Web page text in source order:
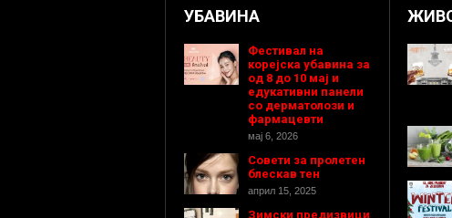
УБАВИНА
Фестивал на
корејска убавина за
од 8 до 10 мај и
едукативни панели
со дерматолози и
фармацевти
мај 6, 2026
Совети за пролетен
блескав тен
април 15, 2025
Зимски предизвици